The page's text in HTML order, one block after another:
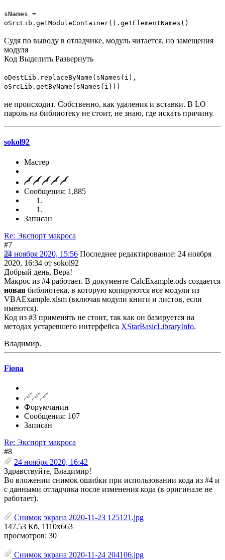
sNames =
oSrcLib.getModuleContainer().getElementNames()
Судя по выводу в отладчике, модуль читается, но замещения
модуля
Код Выделить Развернуть
oDestLib.replaceByName(sNames(i),
oSrcLib.getByName(sNames(i)))
не происходит. Собственно, как удаления и вставки. В LO
пароль на библиотеку не стоит, не знаю, где искать причину.
sokol92
Мастер
Сообщения: 1,885
Записан
Re: Экспорт макроса
#7
24 ноября 2020, 15:56 Последнее редактирование: 24 ноября
2020, 16:34 от sokol92
Добрый день, Вера!
Макрос из #4 работает. В документе CalcExample.ods создается
новая библиотека, в которую копируются все модули из
VBAExample.xlsm (включая модули книги и листов, если
имеются).
Код из #3 применять не стоит, так как он базируется на
методах устаревшего интерфейса XStarBasicLibraryInfo.
Владимир.
Fiona
Форумчанин
Сообщения: 107
Записан
Re: Экспорт макроса
#8
24 ноября 2020, 16:42
Здравствуйте, Владимир!
Во вложении снимок ошибки при использовании кода из #4 и
с данными отладчика после изменения кода (в оригинале не
работает).
Снимок экрана 2020-11-23 125121.jpg
147.53 Кб, 1110x663
просмотров: 30
Снимок экрана 2020-11-24 204106.jpg